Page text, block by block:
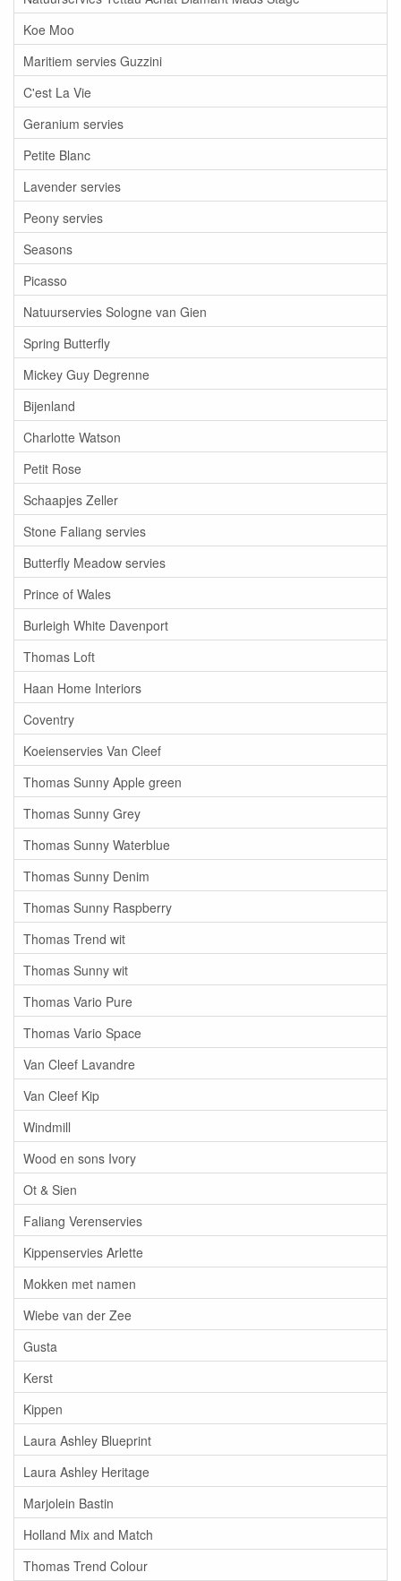
Koe Moo
Maritiem servies Guzzini
C'est La Vie
Geranium servies
Petite Blanc
Lavender servies
Peony servies
Seasons
Picasso
Natuurservies Sologne van Gien
Spring Butterfly
Mickey Guy Degrenne
Bijenland
Charlotte Watson
Petit Rose
Schaapjes Zeller
Stone Faliang servies
Butterfly Meadow servies
Prince of Wales
Burleigh White Davenport
Thomas Loft
Haan Home Interiors
Coventry
Koeienservies Van Cleef
Thomas Sunny Apple green
Thomas Sunny Grey
Thomas Sunny Waterblue
Thomas Sunny Denim
Thomas Sunny Raspberry
Thomas Trend wit
Thomas Sunny wit
Thomas Vario Pure
Thomas Vario Space
Van Cleef Lavandre
Van Cleef Kip
Windmill
Wood en sons Ivory
Ot & Sien
Faliang Verenservies
Kippenservies Arlette
Mokken met namen
Wiebe van der Zee
Gusta
Kerst
Kippen
Laura Ashley Blueprint
Laura Ashley Heritage
Marjolein Bastin
Holland Mix and Match
Thomas Trend Colour